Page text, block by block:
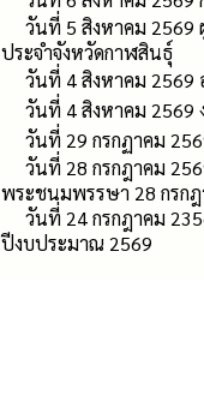
วันที่ 5 สิงหาคม 2569
ประจำจังหวัดกาฬสินธุ์
วันที่ 4 สิงหาคม 2569
วันที่ 4 สิงหาคม 2569
วันที่ 29 กรกฏาคม
วันที่ 28 กรกฎาคม
พระชนมพรรษา 28 กรก
วันที่ 24 กรกฎาคม
ปีงบประมาณ 2569